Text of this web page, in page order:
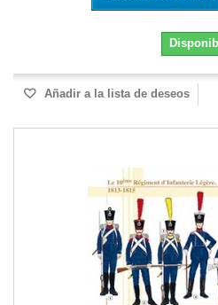
Añadir a la lista de deseos